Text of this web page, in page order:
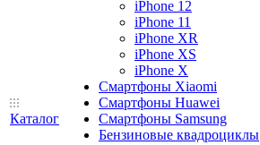
Каталог
iPhone 12
iPhone 11
iPhone XR
iPhone XS
iPhone X
Смартфоны Xiaomi
Смартфоны Huawei
Смартфоны Samsung
Бензиновые квадроциклы